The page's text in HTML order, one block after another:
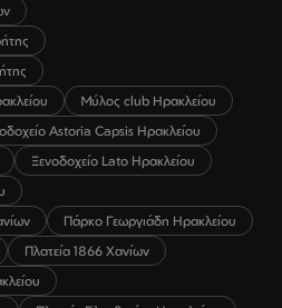
Μύλος club Ηρακλείου
Astoria Capsis Ηρακλείου
Ξενοδοχείο Lato Ηρακλείου
Πάρκο Γεωργιάδη Ηρακλείου
Πλατεία 1866 Χανίων